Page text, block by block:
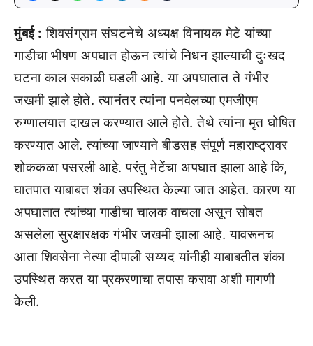
मुंबई : शिवसंग्राम संघटनेचे अध्यक्ष विनायक मेटे यांच्या
गाडीचा भीषण अपघात होऊन त्यांचे निधन झाल्याची दुःखद
घटना काल सकाळी घडली आहे. या अपघातात ते गंभीर
जखमी झाले होते. त्यानंतर त्यांना पनवेलच्या एमजीएम
रुग्णालयात दाखल करण्यात आले होते. तेथे त्यांना मृत घोषित
करण्यात आले. त्यांच्या जाण्याने बीडसह संपूर्ण महाराष्ट्रावर
शोककळा पसरली आहे. परंतु मेटेंचा अपघात झाला आहे कि,
घातपात याबाबत शंका उपस्थित केल्या जात आहेत. कारण या
अपघातात त्यांच्या गाडीचा चालक वाचला असून सोबत
असलेला सुरक्षारक्षक गंभीर जखमी झाला आहे. यावरूनच
आता शिवसेना नेत्या दीपाली सय्यद यांनीही याबाबतीत शंका
उपस्थित करत या प्रकरणाचा तपास करावा अशी मागणी
केली.